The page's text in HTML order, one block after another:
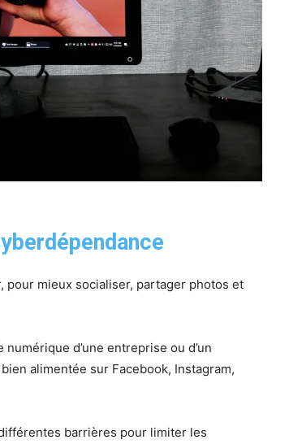
mieux socialiser, partager photos et
d’une entreprise ou d’un
alimentée sur Facebook, Instagram,
barrières pour limiter les